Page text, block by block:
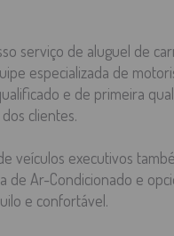
serviço de aluguel de
especializada de
e de primeira
clientes.
veículos executivos
de Ar-Condicionado e
e confortável.